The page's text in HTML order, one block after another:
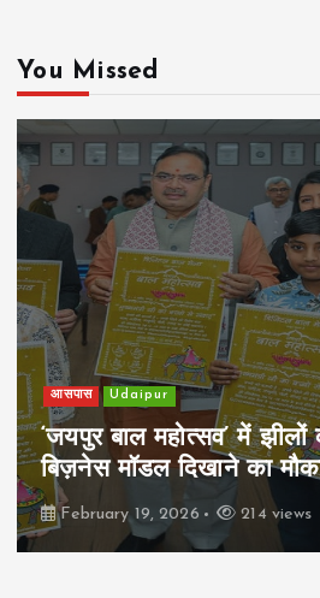
You Missed
खेल Udaipur
पिम्स मेवाड़ कप 2026:
रियल स्टेट्स ने मुकाबले जीते
February 19, 2026 167 views